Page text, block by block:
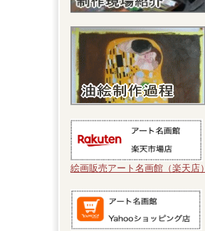
絵画販売アート名画館（楽天店）